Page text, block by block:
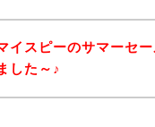
イスピーのサマーセ
した～♪